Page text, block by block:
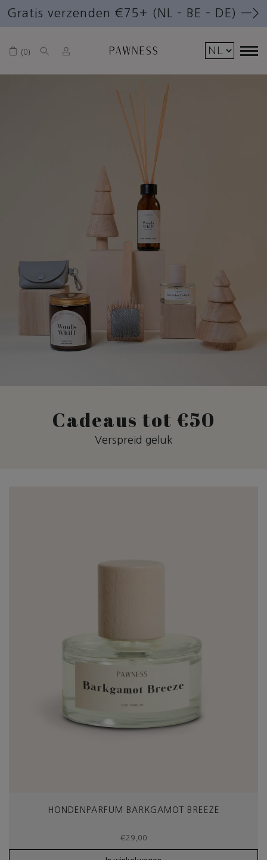
Gratis verzenden €75+ (NL – BE – DE) —>
0
Cadeaus tot €50
Verspreid geluk
HONDENPARFUM BARKGAMOT BREEZE
€29,00